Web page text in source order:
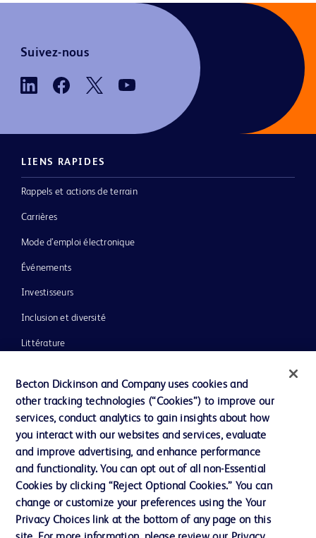
Suivez-nous
LIENS RAPIDES
Rappels et actions de terrain
Carrières
Mode d’emploi électronique
Événements
Investisseurs
Inclusion et diversité
Littérature
Notre entreprise
Éthique et conformité
Nous contacter
Préférences en matière de cookies
Becton Dickinson and Company uses cookies and
other tracking technologies (“Cookies”) to improve our
services, conduct analytics to gain insights about how
you interact with our websites and services, evaluate
and improve advertising, and enhance performance
and functionality. You can opt out of all non-Essential
Cookies by clicking “Reject Optional Cookies.” You can
change or customize your preferences using the Your
Privacy Choices link at the bottom of any page on this